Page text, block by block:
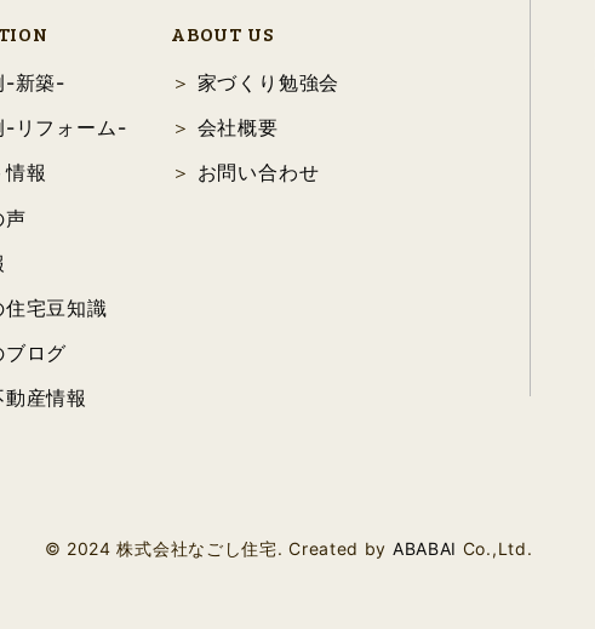
-新築-
-リフォーム-
報
声
住宅豆知識
ブログ
産情報
ABOUT US
家づくり勉強会
会社概要
お問い合わせ
© 2024 株式会社なごし住宅. Created by ABABAI Co.,Ltd.